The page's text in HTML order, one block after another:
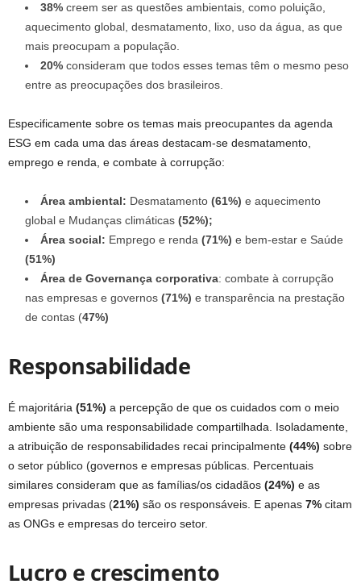
38% creem ser as questões ambientais, como poluição,
aquecimento global, desmatamento, lixo, uso da água, as que
mais preocupam a população.
20% consideram que todos esses temas têm o mesmo peso
entre as preocupações dos brasileiros.
Especificamente sobre os temas mais preocupantes da agenda
ESG em cada uma das áreas destacam-se desmatamento,
emprego e renda, e combate à corrupção:
Área ambiental: Desmatamento (61%) e aquecimento
global e Mudanças climáticas (52%);
Área social: Emprego e renda (71%) e bem-estar e Saúde
(51%)
Área de Governança corporativa: combate à corrupção
nas empresas e governos (71%) e transparência na prestação
de contas (47%)
Responsabilidade
É majoritária (51%) a percepção de que os cuidados com o meio
ambiente são uma responsabilidade compartilhada. Isoladamente,
a atribuição de responsabilidades recai principalmente (44%) sobre
o setor público (governos e empresas públicas. Percentuais
similares consideram que as famílias/os cidadãos (24%) e as
empresas privadas (21%) são os responsáveis. E apenas 7% citam
as ONGs e empresas do terceiro setor.
Lucro e crescimento